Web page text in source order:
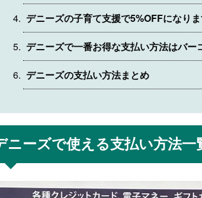
デニーズの子育て支援で5%OFFになり
デニーズで一番お得な支払い方法はバー
デニーズの支払い方法まとめ
ニーズで使える支払い方法一